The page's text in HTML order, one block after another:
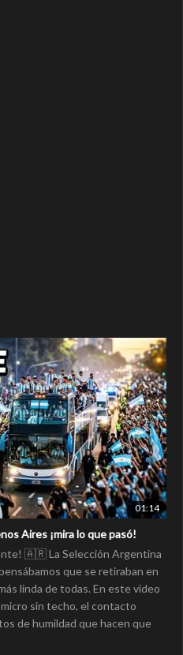
01:14
Aires ¡mira lo que pasó!
🇦🇷 La Selección Argentina
que se retiraban en
linda de todas. En este video
sin techo, el contacto
de humildad que hacen que